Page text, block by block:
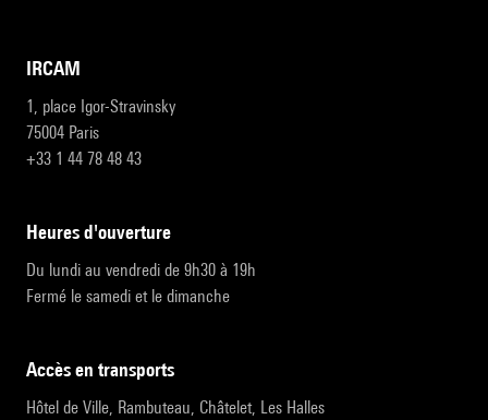
IRCAM
1, place Igor-Stravinsky
75004 Paris
+33 1 44 78 48 43
heures d'ouverture
Du lundi au vendredi de 9h30 à 19h
Fermé le samedi et le dimanche
accès en transports
Hôtel de Ville, Rambuteau, Châtelet, Les Halles